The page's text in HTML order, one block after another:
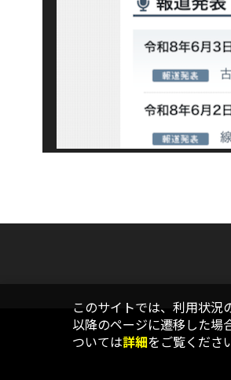
このサイトでは、利用状況
以降のページに遷移した場
ついては詳細をご覧くださ